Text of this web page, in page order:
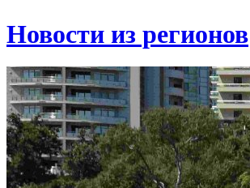
Новости из регионов